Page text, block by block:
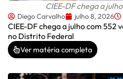
CIEE-DF chega a
Diego Carvalho julho 8, 2026
CIEE-DF chega a julho com 552
no Distrito Federal
Ver matéria completa